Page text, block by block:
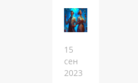
15
сен
2023